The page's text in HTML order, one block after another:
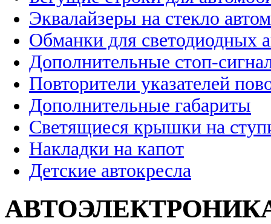
Эквалайзеры на стекло
Обманки для светодиодных
Дополнительные стоп-
Повторители указателей
Дополнительные габариты
Светящиеся крышки на
Накладки на капот
Детские автокресла